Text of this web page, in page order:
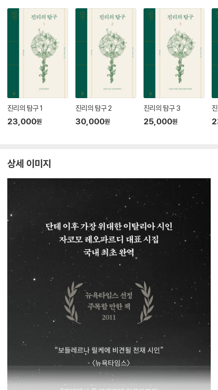
진리의 탐구 1
23,000원
진리의 탐구 2
30,000원
진리의 탐구 3
25,000원
상세 이미지